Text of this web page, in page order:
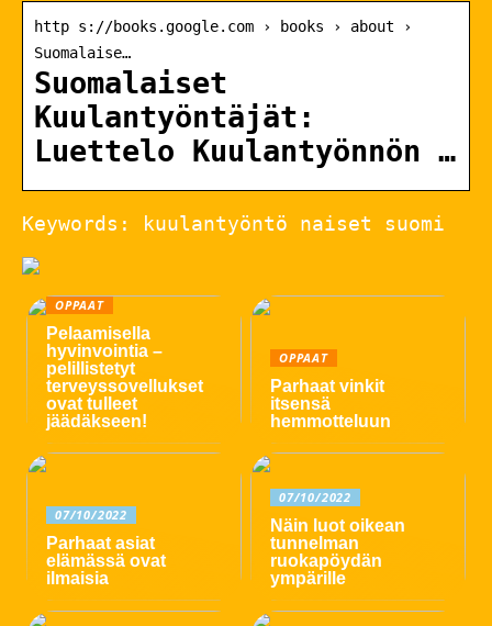
http s://books.google.com › books › about ›
Suomalaise…
Suomalaiset
Kuulantyöntäjät:
Luettelo Kuulantyönnön …
Keywords: kuulantyöntö naiset suomi
OPPAAT
Pelaamisella
hyvinvointia –
pelillistetyt
terveyssovellukset
ovat tulleet
jäädäkseen!
OPPAAT
Parhaat vinkit
itsensä
hemmotteluun
07/10/2022
Parhaat asiat
elämässä ovat
ilmaisia
07/10/2022
Näin luot oikean
tunnelman
ruokapöydän
ympärille